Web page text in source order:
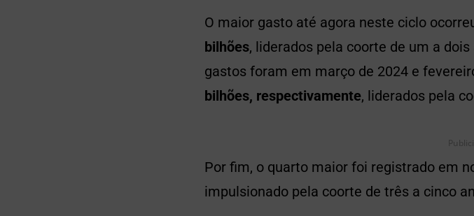
O maior gasto até agora neste ciclo
bilhões, liderados pela coorte de um a
gastos foram em março de 2024 e
bilhões, respectivamente, liderados pela
Por fim, o quarto maior foi registrado em
impulsionado pela coorte de três a cinco